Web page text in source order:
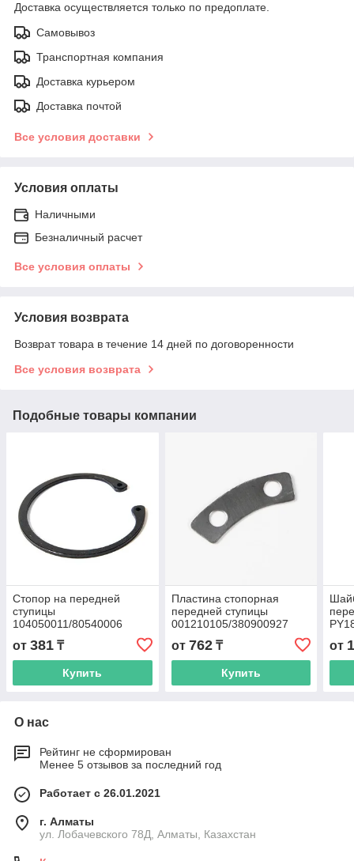
Доставка осуществляется только по предоплате.
Самовывоз
Транспортная компания
Доставка курьером
Доставка почтой
Все условия доставки
Условия оплаты
Наличными
Безналичный расчет
Все условия оплаты
Условия возврата
Возврат товара в течение 14 дней по договоренности
Все условия возврата
Подобные товары компании
Стопор на передней
ступицы
104050011/80540006
от 381 ₸
Купить
Пластина стопорная
передней ступицы
001210105/380900927
от 762₸
Купить
от
О нас
Рейтинг не сформирован
Менее 5 отзывов за последний год
Работает с 26.01.2021
г. Алматы
ул. Лобачевского 78Д, Алматы, Казахстан